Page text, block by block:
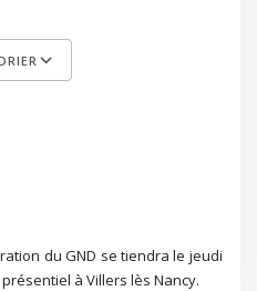
du GND se tiendra le jeudi
à Villers lès Nancy.